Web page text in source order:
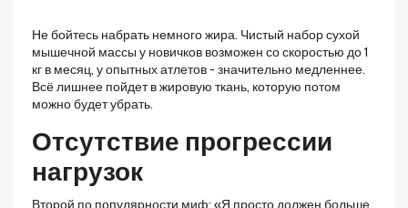
Не бойтесь набрать немного жира. Чистый набор сухой
мышечной массы у новичков возможен со скоростью до 1
кг в месяц, у опытных атлетов - значительно медленнее.
Всё лишнее пойдет в жировую ткань, которую потом
можно будет убрать.
Отсутствие прогрессии
нагрузок
Второй по популярности миф: «Я просто должен больше